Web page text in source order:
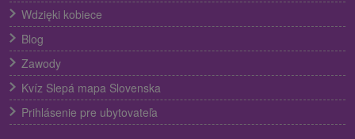
Wdzięki kobiece
Blog
Zawody
Kvíz Slepá mapa Slovenska
Prihlásenie pre ubytovateľa